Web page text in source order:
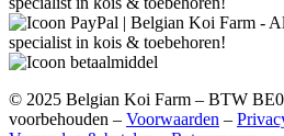
© 2025 Belgian Koi Farm – BTW
voorbehouden – Voorwaarden –